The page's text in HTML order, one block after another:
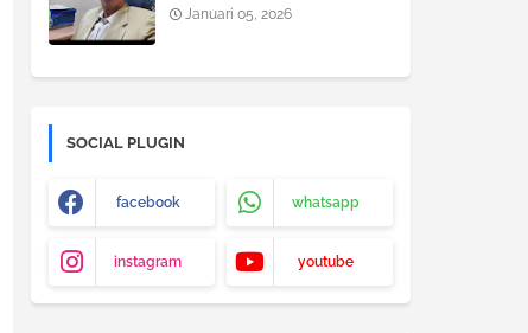
KUHP dan KUHAP yang Baru
Januari 05, 2026
SOCIAL PLUGIN
facebook whatsapp
instagram youtube